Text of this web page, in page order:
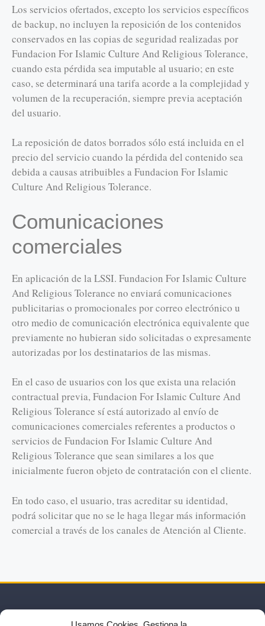
Los servicios ofertados, excepto los servicios específicos
de backup, no incluyen la reposición de los contenidos
conservados en las copias de seguridad realizadas por
Fundacion For Islamic Culture And Religious Tolerance,
cuando esta pérdida sea imputable al usuario; en este
caso, se determinará una tarifa acorde a la complejidad y
volumen de la recuperación, siempre previa aceptación
del usuario.
La reposición de datos borrados sólo está incluida en el
precio del servicio cuando la pérdida del contenido sea
debida a causas atribuibles a Fundacion For Islamic
Culture And Religious Tolerance.
Comunicaciones
comerciales
En aplicación de la LSSI. Fundacion For Islamic Culture
And Religious Tolerance no enviará comunicaciones
publicitarias o promocionales por correo electrónico u
otro medio de comunicación electrónica equivalente que
previamente no hubieran sido solicitadas o expresamente
autorizadas por los destinatarios de las mismas.
En el caso de usuarios con los que exista una relación
contractual previa, Fundacion For Islamic Culture And
Religious Tolerance sí está autorizado al envío de
comunicaciones comerciales referentes a productos o
servicios de Fundacion For Islamic Culture And
Religious Tolerance que sean similares a los que
inicialmente fueron objeto de contratación con el cliente.
En todo caso, el usuario, tras acreditar su identidad,
podrá solicitar que no se le haga llegar más información
comercial a través de los canales de Atención al Cliente.